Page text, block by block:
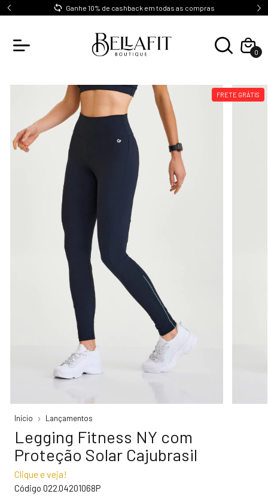
Ganhe 10% de cashback em todas as compras
0
FRETE GRÁTIS
Início Lançamentos
Legging Fitness NY com
Proteção Solar Cajubrasil
Clique e veja!
Código 022.04201068P